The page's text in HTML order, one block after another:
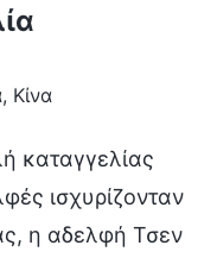
Κίνα
καταγγελίας
ισχυρίζονταν
η αδελφή Τσεν